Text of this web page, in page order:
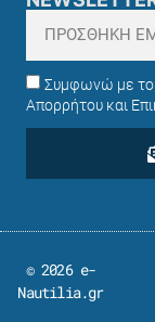
Συμφωνώ με
Απορρήτου και
© 2026 e-
Nautilia.gr